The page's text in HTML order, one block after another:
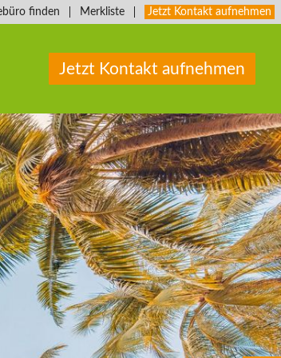
finden Merkliste Jetzt Kontakt aufnehmen
Jetzt Kontakt aufnehmen